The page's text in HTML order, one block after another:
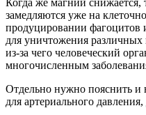
замедляются уже на
продуцировании фагоцитов
для уничтожения
из-за чего человеческий
многочисленным
Отдельно нужно пояснить и
для артериального